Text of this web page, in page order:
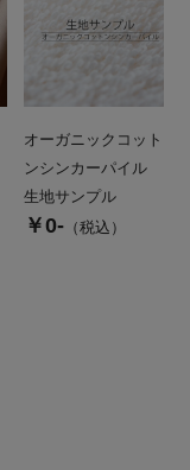
オーガニックコット
ンシンカーパイル
生地サンプル
￥0- （税込）